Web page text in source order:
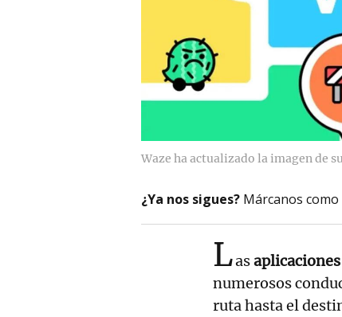
Waze ha actualizado la imagen de
¿Ya nos sigues? Márcanos
Las
numerosos
ruta hasta el